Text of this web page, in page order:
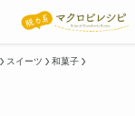
スイーツ 和菓子